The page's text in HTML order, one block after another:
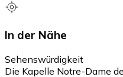
In der Nähe
Sehenswürdigkeit
Die Kapelle Notre-Dame